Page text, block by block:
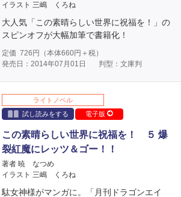
イラスト 三嶋 くろね
大人気「この素晴らしい世界に祝福を！」の
スピンオフが大幅加筆で書籍化！
定価 726 円（本体660円＋税）
発売日：2014年07月01日
判型：文庫判
ライトノベル
試し読みをする
電子版
この素晴らしい世界に祝福を！ ５ 爆
裂紅魔にレッツ＆ゴー！！
著者 暁 なつめ
イラスト 三嶋 くろね
駄女神様がマンガに。「月刊ドラゴンエイ